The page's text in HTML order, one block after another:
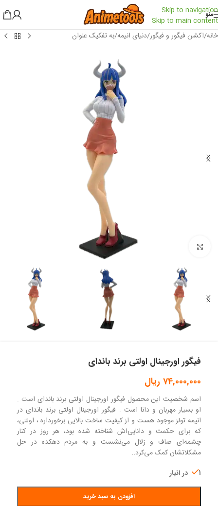
Skip to navigation
Skip to main content
منو
خانه/اکشن فیگور و فیگور/دنیای انیمه/به تفکیک عنوان
فیگور اورجینال اولتی برند باندای
74,000,000 ریال
اسم شخصیت این محصول فیگور اورجینال اولتی برند باندای است .
او بسیار مهربان و دانا است . فیگور اورجینال اولتی برند باندای در
انیمه تولز موجود هست و از کیفیت ساخت بالایی برخورداره ، اولتی،
که برای حکمت و دانایی‌اش شناخته شده بود، هر روز در کنار
چشمه‌ای صاف و زلال می‌نشست و به مردم دهکده در حل
مشکلاتشان کمک می‌کرد..
1 در انبار
افزودن به سبد خرید